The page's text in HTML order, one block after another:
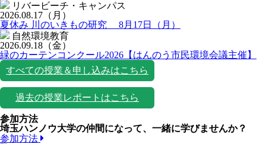
リバービーチ・キャンパス
2026.08.17 （月）
夏休み 川のいきもの研究 8月17日（月）
自然環境教育
2026.09.18 （金）
緑のカーテンコンクール2026【はんのう市民環境会議主催】
すべての授業＆申し込みはこちら
過去の授業レポートはこちら
参加方法
埼玉ハンノウ大学の仲間になって、一緒に学びませんか？
参加方法